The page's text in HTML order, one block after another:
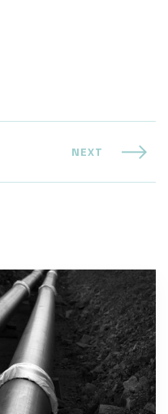
NEXT